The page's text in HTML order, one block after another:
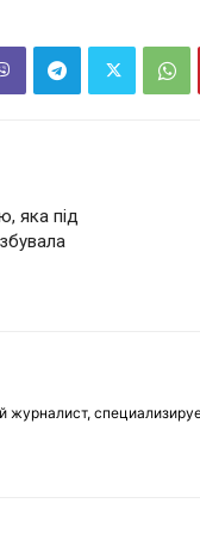
яка під
журналист,